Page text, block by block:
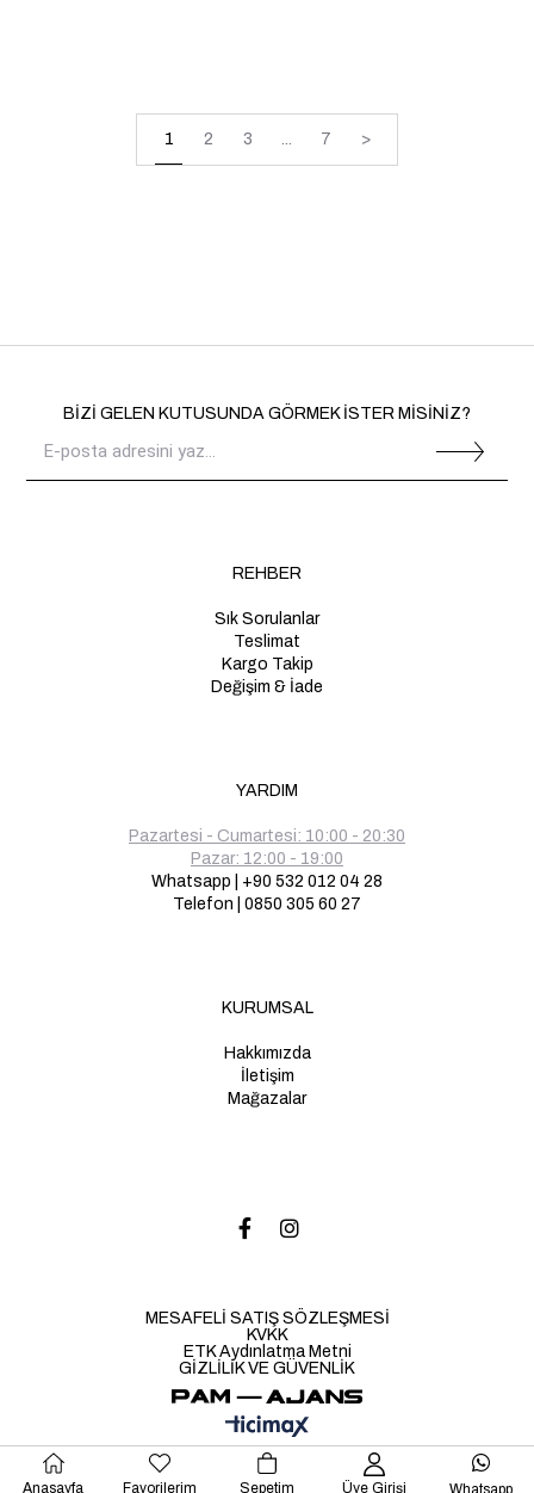
1 2 3 ... 7 >
BİZİ GELEN KUTUSUNDA GÖRMEK İSTER MİSİNİZ?
REHBER
Sık Sorulanlar
Teslimat
Kargo Takip
Değişim & İade
YARDIM
Pazartesi - Cumartesi: 10:00 - 20:30
Pazar: 12:00 - 19:00
Whatsapp | +90 532 012 04 28
Telefon | 0850 305 60 27
KURUMSAL
Hakkımızda
İletişim
Mağazalar
MESAFELİ SATIŞ SÖZLEŞMESİ
KVKK
ETK Aydınlatma Metni
GİZLİLİK VE GÜVENLİK
Anasayfa Favorilerim Sepetim Üye Girişi Whatsapp